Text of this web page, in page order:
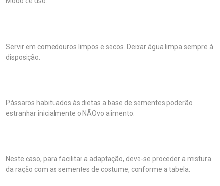
Servir em comedouros limpos e secos. Deixar água limpa sempre à
disposição.
Pássaros habituados às dietas a base de sementes poderão
estranhar inicialmente o NÃOvo alimento.
Neste caso, para facilitar a adaptação, deve-se proceder a mistura
da ração com as sementes de costume, conforme a tabela: